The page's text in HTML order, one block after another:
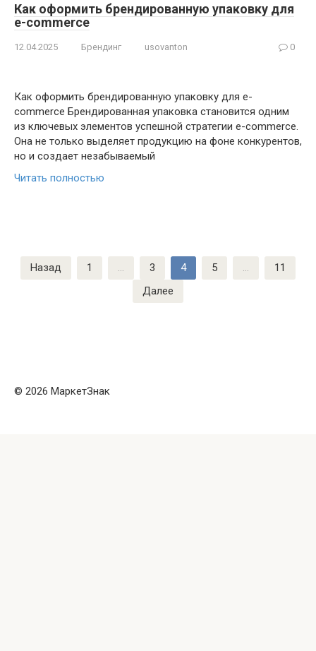
Как оформить брендированную упаковку для
e-commerce
12.04.2025 Брендинг usovanton 0
Как оформить брендированную упаковку для e-
commerce Брендированная упаковка становится одним
из ключевых элементов успешной стратегии e-commerce.
Она не только выделяет продукцию на фоне конкурентов,
но и создает незабываемый
Читать полностью
Пагинация
записей
Назад 1 … 3 4 5 …
11
Далее
© 2026 МаркетЗнак